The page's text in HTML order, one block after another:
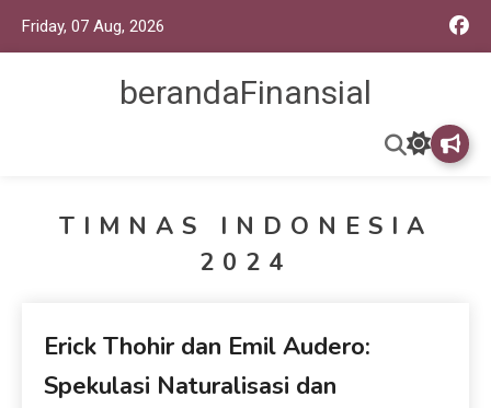
Friday, 07 Aug, 2026
berandaFinansial
TIMNAS INDONESIA
2024
Erick Thohir dan Emil Audero:
Spekulasi Naturalisasi dan